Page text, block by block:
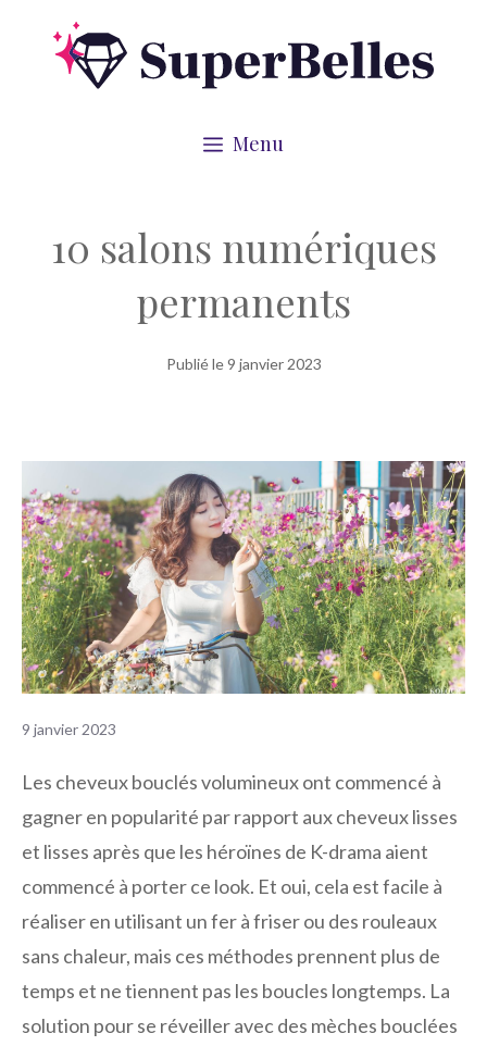
Menu
10 salons numériques
permanents
Publié le9 janvier 2023
9 janvier 2023
Les cheveux bouclés volumineux ont commencé à
gagner en popularité par rapport aux cheveux lisses
et lisses après que les héroïnes de K-drama aient
commencé à porter ce look. Et oui, cela est facile à
réaliser en utilisant un fer à friser ou des rouleaux
sans chaleur, mais ces méthodes prennent plus de
temps et ne tiennent pas les boucles longtemps. La
solution pour se réveiller avec des mèches bouclées